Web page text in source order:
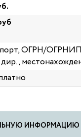
ОГРН/
дир.,
ИНФОРМАЦИЮ